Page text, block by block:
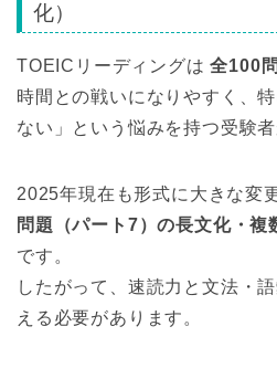
化）
TOEICリーディングは全100
時間との戦いになりやすく、
ない」という悩みを持つ受験者
2025年現在も形式に大きな変
問題（パート7）の長文化・複
です。
したがって、速読力と文法・
える必要があります。